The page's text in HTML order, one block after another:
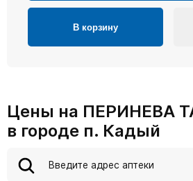
В корзину
Цены на ПЕРИНЕВА
в городе п. Кадый